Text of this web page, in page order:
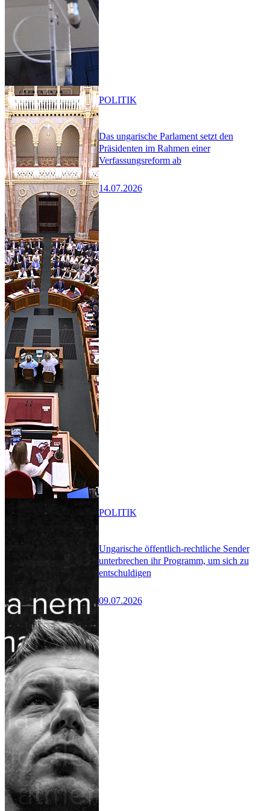
Das ungarische Parlament setzt den
Präsidenten im Rahmen einer
Verfassungsreform ab
14.07.2026
POLITIK
Ungarische öffentlich-rechtliche Sender
unterbrechen ihr Programm, um sich zu
entschuldigen
09.07.2026
POLITIK